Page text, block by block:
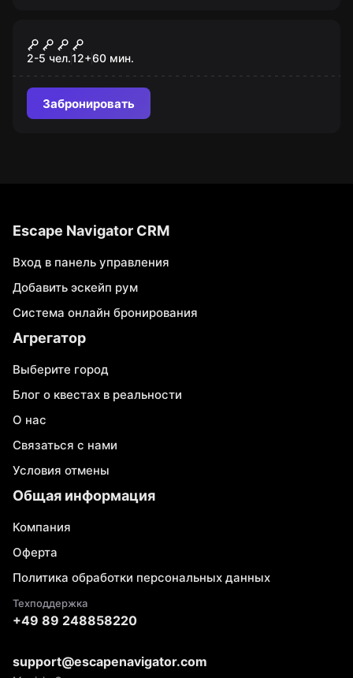
Zombi Virus X
2-5 чел.12+60 мин.
Забронировать
Escape Navigator CRM
Вход в панель управления
Добавить эскейп рум
Система онлайн бронирования
Агрегатор
Выберите город
Блог о квестах в реальности
О нас
Связаться с нами
Условия отмены
Общая информация
Компания
Оферта
Политика обработки персональных данных
Техподдержка
+49 89 248858220
support@escapenavigator.com